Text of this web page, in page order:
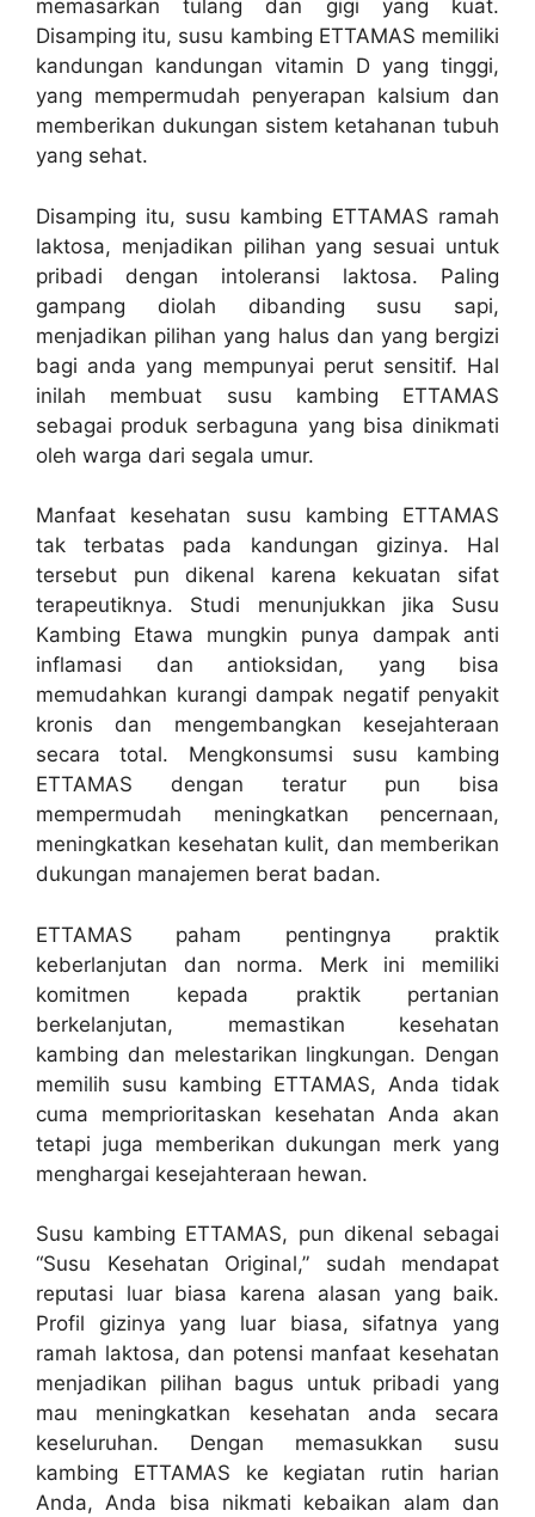
memasarkan tulang dan gigi yang kuat.
Disamping itu, susu kambing ETTAMAS memiliki
kandungan kandungan vitamin D yang tinggi,
yang mempermudah penyerapan kalsium dan
memberikan dukungan sistem ketahanan tubuh
yang sehat.
Disamping itu, susu kambing ETTAMAS ramah
laktosa, menjadikan pilihan yang sesuai untuk
pribadi dengan intoleransi laktosa. Paling
gampang diolah dibanding susu sapi,
menjadikan pilihan yang halus dan yang bergizi
bagi anda yang mempunyai perut sensitif. Hal
inilah membuat susu kambing ETTAMAS
sebagai produk serbaguna yang bisa dinikmati
oleh warga dari segala umur.
Manfaat kesehatan susu kambing ETTAMAS
tak terbatas pada kandungan gizinya. Hal
tersebut pun dikenal karena kekuatan sifat
terapeutiknya. Studi menunjukkan jika Susu
Kambing Etawa mungkin punya dampak anti
inflamasi dan antioksidan, yang bisa
memudahkan kurangi dampak negatif penyakit
kronis dan mengembangkan kesejahteraan
secara total. Mengkonsumsi susu kambing
ETTAMAS dengan teratur pun bisa
mempermudah meningkatkan pencernaan,
meningkatkan kesehatan kulit, dan memberikan
dukungan manajemen berat badan.
ETTAMAS paham pentingnya praktik
keberlanjutan dan norma. Merk ini memiliki
komitmen kepada praktik pertanian
berkelanjutan, memastikan kesehatan
kambing dan melestarikan lingkungan. Dengan
memilih susu kambing ETTAMAS, Anda tidak
cuma memprioritaskan kesehatan Anda akan
tetapi juga memberikan dukungan merk yang
menghargai kesejahteraan hewan.
Susu kambing ETTAMAS, pun dikenal sebagai
“Susu Kesehatan Original,” sudah mendapat
reputasi luar biasa karena alasan yang baik.
Profil gizinya yang luar biasa, sifatnya yang
ramah laktosa, dan potensi manfaat kesehatan
menjadikan pilihan bagus untuk pribadi yang
mau meningkatkan kesehatan anda secara
keseluruhan. Dengan memasukkan susu
kambing ETTAMAS ke kegiatan rutin harian
Anda, Anda bisa nikmati kebaikan alam dan